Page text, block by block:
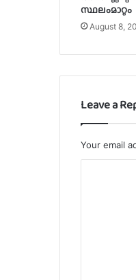
സ്ഥലംമാറ്റം
August 8,
Leave a
Your email